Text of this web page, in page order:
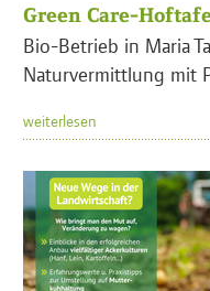
Green Care-
Bio-Betrieb in Maria
Naturvermittlung mit
weiterlesen